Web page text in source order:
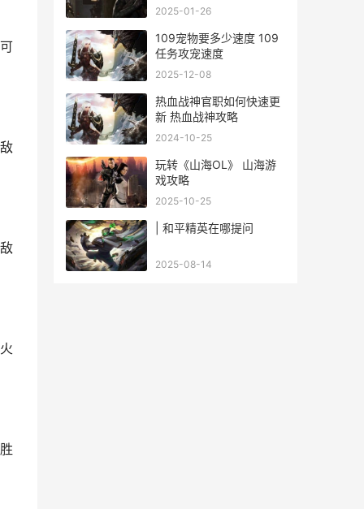
逆连队2》下载
2025-01-26
109宠物要多少速度 109
任务攻宠速度
2025-12-08
热血战神官职如何快速更
新 热血战神攻略
2024-10-25
玩转《山海OL》 山海游
戏攻略
2025-10-25
| 和平精英在哪提问
2025-08-14